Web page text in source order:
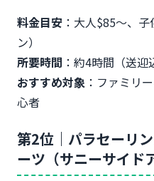
料金目安 ：大人$85〜、
ン）
所要時間 ：約4時間（送迎
おすすめ対象 ：ファミリ
心者
第2位｜パラセーリ
ーツ（サニーサイド